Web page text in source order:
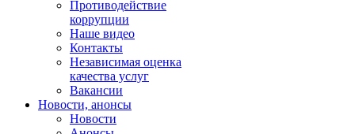
Противодействие
коррупции
Наше видео
Контакты
Независимая оценка
качества услуг
Вакансии
Новости, анонсы
Новости